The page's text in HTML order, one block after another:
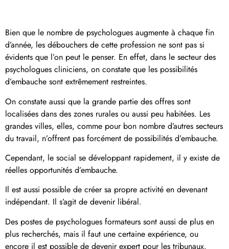
Bien que le nombre de psychologues augmente à chaque fin
d’année, les débouchers de cette profession ne sont pas si
évidents que l’on peut le penser. En effet, dans le secteur des
psychologues cliniciens, on constate que les possibilités
d’embauche sont extrêmement restreintes.
On constate aussi que la grande partie des offres sont
localisées dans des zones rurales ou aussi peu habitées. Les
grandes villes, elles, comme pour bon nombre d’autres secteurs
du travail, n’offrent pas forcément de possibilités d’embauche.
Cependant, le social se développant rapidement, il y existe de
réelles opportunités d’embauche.
Il est aussi possible de créer sa propre activité en devenant
indépendant. Il s’agit de devenir libéral.
Des postes de psychologues formateurs sont aussi de plus en
plus recherchés, mais il faut une certaine expérience, ou
encore il est possible de devenir expert pour les tribunaux.